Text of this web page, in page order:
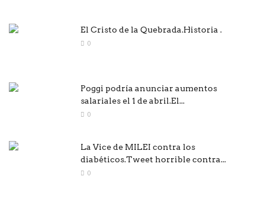
El Cristo de la Quebrada.Historia .
0
Poggi podría anunciar aumentos
salariales el 1 de abril.El...
0
La Vice de MILEI contra los
diabéticos.Tweet horrible contra...
0